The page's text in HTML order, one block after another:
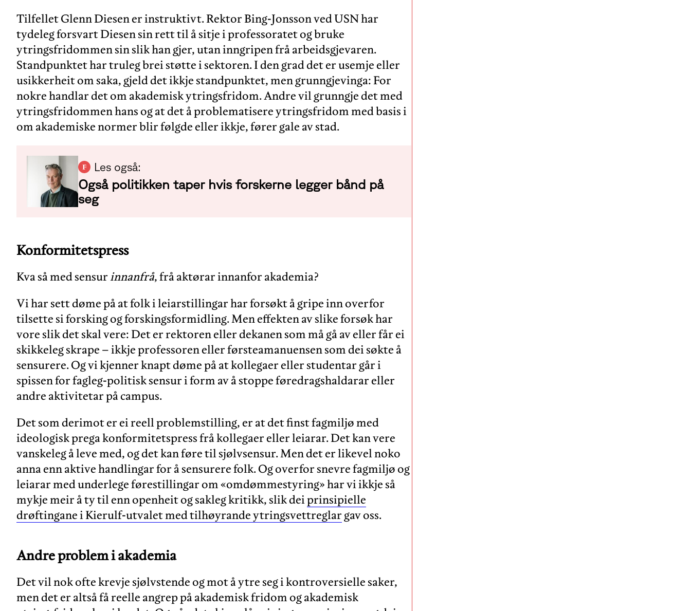
Tilfellet Glenn Diesen er instruktivt. Rektor Bing-Jonsson ved USN har
tydeleg forsvart Diesen sin rett til å sitje i professoratet og bruke
ytringsfridommen sin slik han gjer, utan inngripen frå arbeidsgjevaren.
Standpunktet har truleg brei støtte i sektoren. I den grad det er usemje eller
usikkerheit om saka, gjeld det ikkje standpunktet, men grunngjevinga: For
nokre handlar det om akademisk ytringsfridom. Andre vil grunngje det med
ytringsfridommen hans og at det å problematisere ytringsfridom med basis i
om akademiske normer blir følgde eller ikkje, fører gale av stad.
Les også:
Også politikken taper hvis forskerne legger bånd på
seg
Konformitetspress
Kva så med sensurinnanfrå, frå aktørar innanfor akademia?
Vi har sett døme på at folk i leiarstillingar har forsøkt å gripe inn overfor
tilsette si forsking og forskingsformidling. Men effekten av slike forsøk har
vore slik det skal vere: Det er rektoren eller dekanen som må gå av eller får ei
skikkeleg skrape – ikkje professoren eller førsteamanuensen som dei søkte å
sensurere. Og vi kjenner knapt døme på at kollegaer eller studentar går i
spissen for fagleg-politisk sensur i form av å stoppe føredragshaldarar eller
andre aktivitetar på campus.
Det som derimot er ei reell problemstilling, er at det finst fagmiljø med
ideologisk prega konformitetspress frå kollegaer eller leiarar. Det kan vere
vanskeleg å leve med, og det kan føre til sjølvsensur. Men det er likevel noko
anna enn aktive handlingar for å sensurere folk. Og overfor snevre fagmiljø og
leiarar med underlege førestillingar om «omdømmestyring» har vi ikkje så
mykje meir å ty til enn openheit og sakleg kritikk, slik deiprinsipielle
drøftingane i Kierulf-utvalet med tilhøyrande ytringsvettreglargav oss.
Andre problem i akademia
Det vil nok ofte krevje sjølvstende og mot å ytre seg i kontroversielle saker,
men det er altså få reelle angrep på akademisk fridom og akademisk